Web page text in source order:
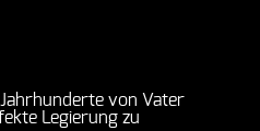
von Vater
Legierung zu